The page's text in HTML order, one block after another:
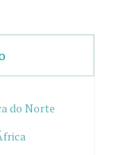
do Norte